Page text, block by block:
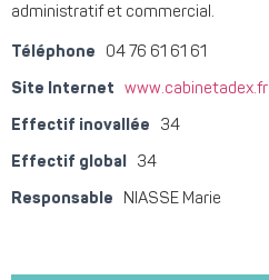
administratif et commercial.
Téléphone 04 76 61 61 61
Site Internet www.cabinetadex.fr
Effectif inovallée 34
Effectif global 34
Responsable NIASSE Marie